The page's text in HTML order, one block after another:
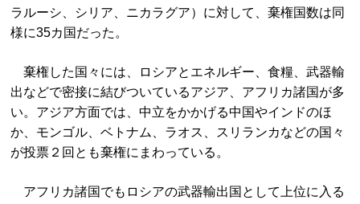
ラルーシ、シリア、ニカラグア）に対して、棄権国数は同
様に35カ国だった。
棄権した国々には、ロシアとエネルギー、食糧、武器輸
出などで密接に結びついているアジア、アフリカ諸国が多
い。アジア方面では、中立をかかげる中国やインドのほ
か、モンゴル、ベトナム、ラオス、スリランカなどの国々
が投票２回とも棄権にまわっている。
アフリカ諸国でもロシアの武器輸出国として上位に入る